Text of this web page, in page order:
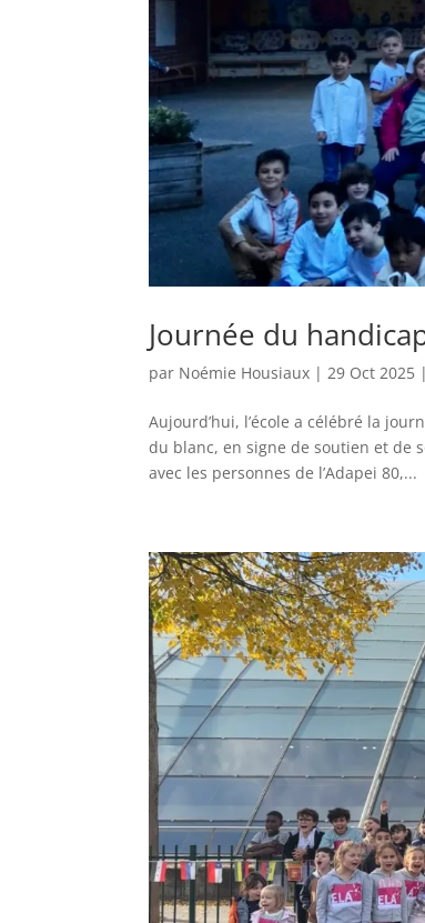
Journée du
par Noémie Housiaux | 29 Oct 2025
Aujourd’hui, l’école a célébré la
du blanc, en signe de soutien et de
avec les personnes de l’Adapei 80,...